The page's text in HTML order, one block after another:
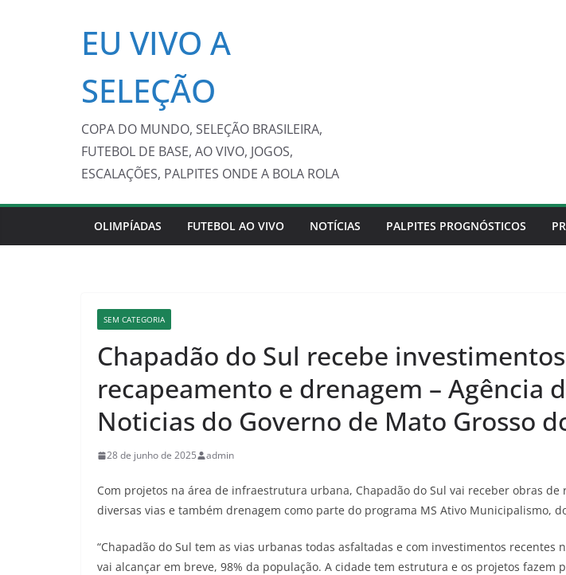
EU VIVO A
SELEÇÃO
COPA DO MUNDO, SELEÇÃO BRASILEIRA,
FUTEBOL DE BASE, AO VIVO, JOGOS,
ESCALAÇÕES, PALPITES ONDE A BOLA ROLA
OLIMPÍADAS FUTEBOL AO VIVO NOTÍCIAS PALPITES PROGNÓSTICOS
SEM CATEGORIA
Chapadão do Sul recebe
recapeamento e drenagem – Agência
Noticias do Governo de Mato Grosso
28 de junho de 2025 admin
Com projetos na área de infraestrutura urbana, Chapadão do Sul vai receber obras de
diversas vias e também drenagem como parte do programa MS Ativo Municipalismo,
“Chapadão do Sul tem as vias urbanas todas asfaltadas e com investimentos recentes
vai alcançar em breve, 98% da população. A cidade tem estrutura e os projetos fazem